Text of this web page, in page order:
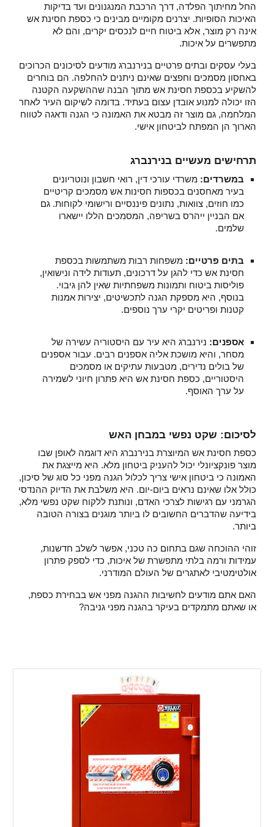
החל מחיתוך הפלדה, דרך הרכבת המנגנונים ועד בדיקות
האיכות הסופיות. יצרנים מקומיים מבינים כי כספת חסינת אש
אינה רק מוצר, אלא ביטוח חיים לנכסים יקרים, והם לא
מתפשרים על איכות.
בעלי עסקים ובתים פרטיים בנירנברג מודעים לסיכונים הכרוכים
באחסון מסמכים וחפצים שאינם ניתנים להחלפה. הם בוחרים
להשקיע בכספת חסינת אש מתוך הבנה שההשקעה הקטנה
הזו יכולה למנוע אובדן עצום בעתיד. בדומה לשיקום העיר לאחר
המלחמה, גם מוצר זה מבטא את האמונה כי הגנה ודאגה לטווח
הארוך הן המפתח לביטחון אישי.
תרחישים מעשיים בנירנברג
במשרדים: משרדי עורכי דין, רואי חשבון ונוטריונים
בעיר מאחסנים בכספות חסינות אש מסמכים קריטיים
כמו חוזים, צוואות, נתונים פיננסיים ורישומי לקוחות. גם
אם הבניין ייהרס בשריפה, המסמכים הללו יישארו
שלמים.
בתים פרטיים: משפחות רבות משתמשות בכספת
חסינת אש כדי להגן על דרכונים, תעודות לידה ונישואין,
פוליסות ביטוח ותמונות משפחתיות שאין להן גיבוי.
בנוסף, היא מספקת הגנה לתכשיטים, יצירות אמנות
קטנות ופריטים יקרי ערך נוספים.
אספנים: נירנברג היא עיר עם היסטוריה עשירה של
מסחר, והיא מושכת אליה אספנים רבים. עבור אספנים
של בולים נדירים, מטבעות עתיקים או מסמכים
היסטוריים, כספת חסינת אש היא פתרון חיוני לשמירה
על ערך האוסף.
לסיכום: שקט נפשי במבחן האש
כספת חסינת אש המיוצרת בנירנברג היא דוגמה לאופן שבו
מוצר פונקציונלי יכול להעניק ביטחון מלא. היא מייצגת את
האמונה כי ביטחון אישי צריך לכלול הגנה מפני כל סוג של סיכון,
כולל אלו שאינם נראים ביום-יום. היא משלבת את הדיוק ההנדסי
הגרמני עם רגישות לצרכי האדם, ונותנת ללקוח שקט נפשי מלא,
בידיעה שהדברים החשובים לו ביותר מוגנים בצורה הטובה
ביותר.
זוהי ההוכחה שגם בתחום כה טכני, אפשר לשלב חדשנות,
עמידות ורמה בלתי מתפשרת של איכות, כדי לספק פתרון
אולטימטיבי לאתגרים של העולם המודרני.
האם אתם מודעים לחשיבות ההגנה מפני אש בבחירת כספת,
או שאתם מתמקדים בעיקר בהגנה מפני גניבה?